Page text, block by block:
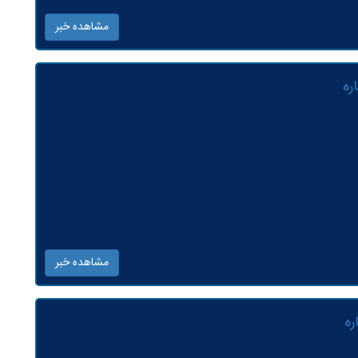
مشاهده خبر
مشاهده خبر